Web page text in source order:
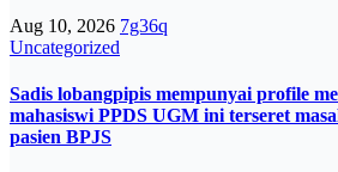
Aug 10, 2026 7g36q
Uncategorized
Sadis lobangpipis mempunyai profile
mahasiswi PPDS UGM ini terseret
pasien BPJS